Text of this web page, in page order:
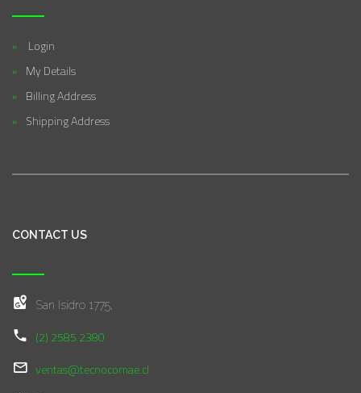
Login
My Details
Billing Address
Shipping Address
CONTACT US
San Isidro 1775,
(2) 2585 2380
ventas@tecnocomae.cl